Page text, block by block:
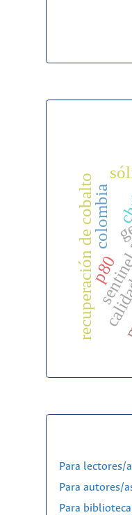
recuperación de cobaltocolombia
p80
Para lectores/
Para autores/
Para